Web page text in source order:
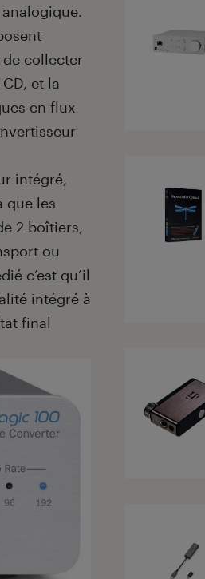
collecter
et la
en flux
intégré,
que les
2 boîtiers,
ou
c’est qu’il
intégré à
final